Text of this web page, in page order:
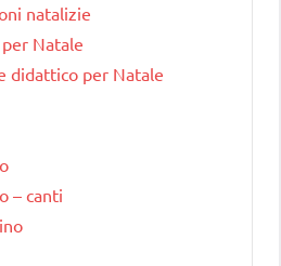
natalizie
Natale
didattico per Natale
– canti